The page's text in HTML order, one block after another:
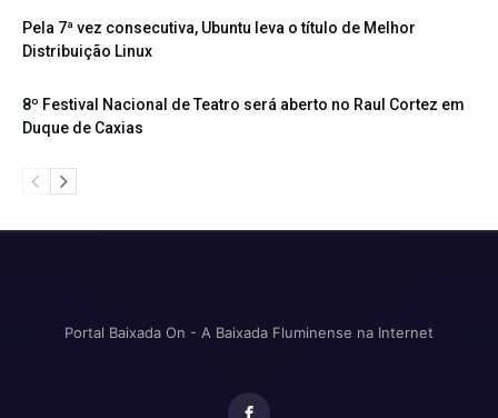
Pela 7ª vez consecutiva, Ubuntu leva o título de Melhor
Distribuição Linux
8º Festival Nacional de Teatro será aberto no Raul Cortez em
Duque de Caxias
Portal Baixada On - A Baixada Fluminense na Internet